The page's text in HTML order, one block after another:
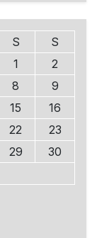
S
S
1
2
8
9
15
16
22
23
29
30